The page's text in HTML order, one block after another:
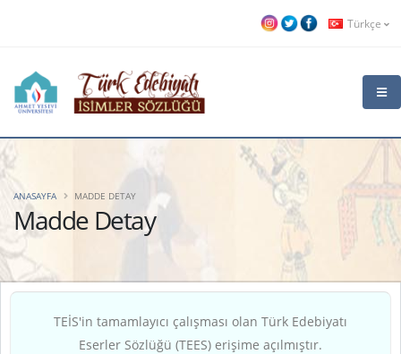
Türkçe
Madde Detay
ANASAYFA MADDE DETAY
TEİS'in tamamlayıcı çalışması olan Türk Edebiyatı
Eserler Sözlüğü (TEES) erişime açılmıştır.